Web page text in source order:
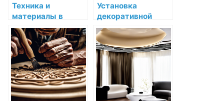
Техника и
материалы в
декоративной
лепнине: традиции
и новшества
Установка
декоративной
лепнины в кухне:
гид по созданию
уникального
интерьера